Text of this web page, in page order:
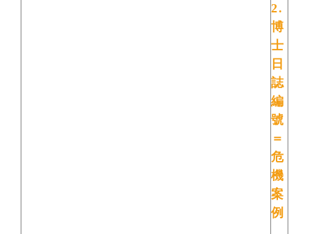
2.
博
士
日
誌
編
號
＝
危
機
案
例